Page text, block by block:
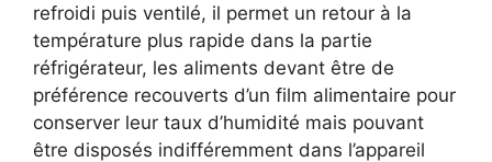
refroidi puis ventilé, il permet un retour à la
température plus rapide dans la partie
réfrigérateur, les aliments devant être de
préférence recouverts d’un film alimentaire pour
conserver leur taux d’humidité mais pouvant
être disposés indifféremment dans l’appareil